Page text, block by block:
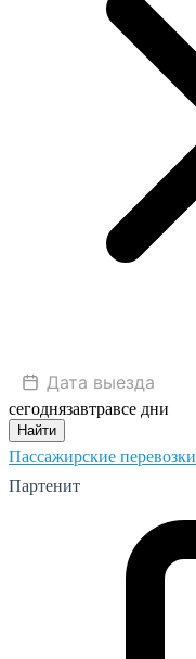
сегоднязавтравсе дни
Найти
Пассажирские перевозки
Партенит